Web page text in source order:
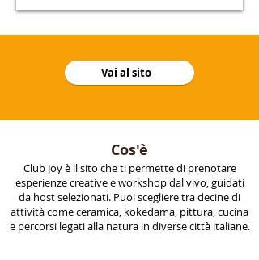
Vai al sito
Cos'è
Club Joy è il sito che ti permette di prenotare
esperienze creative e workshop dal vivo, guidati
da host selezionati. Puoi scegliere tra decine di
attività come ceramica, kokedama, pittura, cucina
e percorsi legati alla natura in diverse città italiane.